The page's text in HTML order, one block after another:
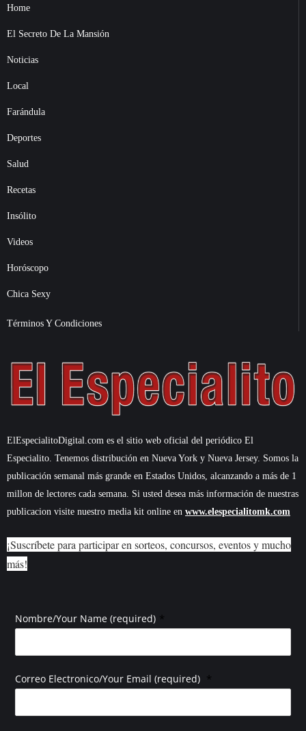
Home
El Secreto De La Mansión
Noticias
Local
Farándula
Deportes
Salud
Recetas
Insólito
Videos
Horóscopo
Chica Sexy
Términos Y Condiciones
ElEspecialitoDigital.com es el sitio web oficial del periódico El
Especialito. Tenemos distribución en Nueva York y Nueva Jersey. Somos la
publicación semanal más grande en Estados Unidos, alcanzando a más de 1
millon de lectores cada semana. Si usted desea más información de nuestras
publicacion visite nuestro media kit online en www.elespecialitomk.com
¡Suscríbete para participar en sorteos, concursos, eventos y mucho
más!
Nombre/Your Name (required) *
Correo Electronico/Your Email (required) *